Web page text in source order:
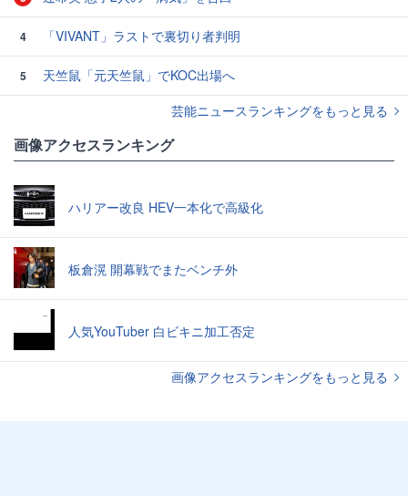
4 「VIVANT」ラストで裏切り者判明
5
天竺鼠「元天竺鼠」でKOC出場へ
芸能ニュースランキングをもっと見る
画像アクセスランキング
ハリアー改良 HEV一本化で高級化
板倉滉 開幕戦でまたベンチ外
人気YouTuber 白ビキニ加工否定
画像アクセスランキングをもっと見る